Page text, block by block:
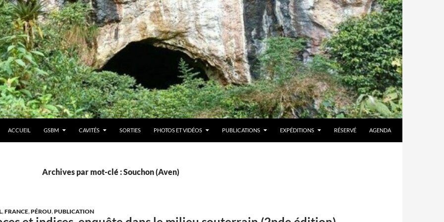
ACCUEIL GSBM CAVITÉS SORTIES PHOTOS ET VIDÉOS PUBLICATIONS EXPÉDITIONS RÉSERVÉ AGENDA
Archives par mot-clé : Souchon (Aven)
,FRANCE,PÉROU,PUBLICATION